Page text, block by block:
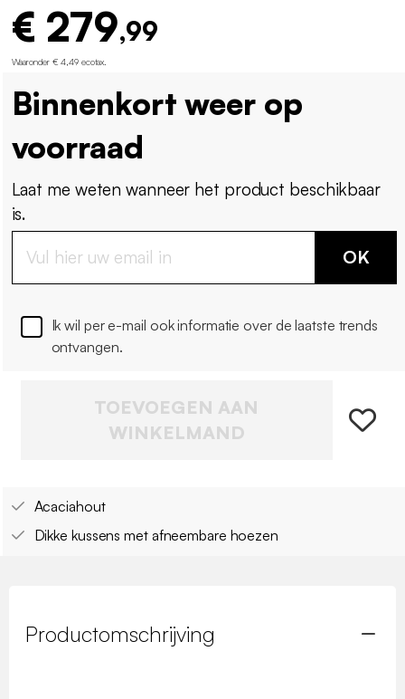
€ 279,99
Waaronder € 4,49 ecotax
Binnenkort weer op
voorraad
Laat me weten wanneer het product beschikbaar
is.
OK
Ik wil per e-mail ook informatie over de laatste trends
ontvangen.
TOEVOEGEN AAN
WINKELMAND
Acaciahout
Dikke kussens met afneembare hoezen
Productomschrijving